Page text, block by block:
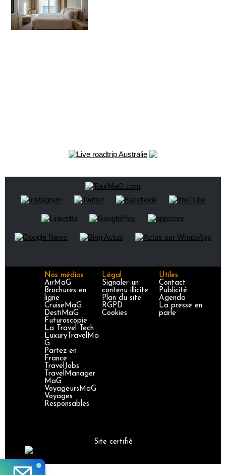
Nos médias
AirMaG
Brochures en
ligne
CruiseMaG
DestiMaG
Futuroscopie
La Travel Tech
LuxuryTravelMa
G
Partez en
France
TravelJobs
TravelManager
MaG
VoyageursMaG
Voyages
Responsables
Légal
Signaler un
contenu illicite
Plan du site
RGPD
Cookies
Utiles
Contact
Publicité
Agenda
La presse en
parle
Site certifié